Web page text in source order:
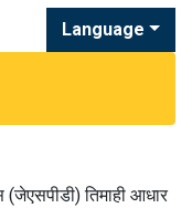
Language
तिमाही आधार